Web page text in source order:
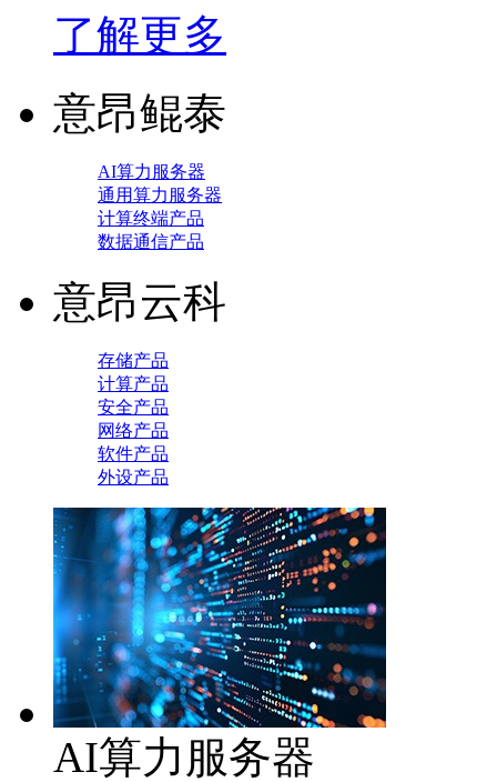
了解更多
意昂鲲泰
AI算力服务器
通用算力服务器
计算终端产品
数据通信产品
意昂云科
存储产品
计算产品
安全产品
网络产品
软件产品
外设产品
AI算力服务器